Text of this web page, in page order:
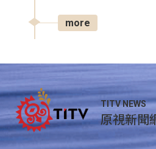
more
TITV NEWS
原視新聞